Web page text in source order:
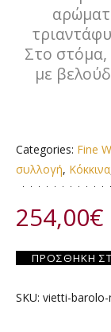
Στο
με
Categories: Fine
συλλογή, Κόκκινα
254,00€
ΠΡΟΣΘΉΚΗ
SKU: vietti-